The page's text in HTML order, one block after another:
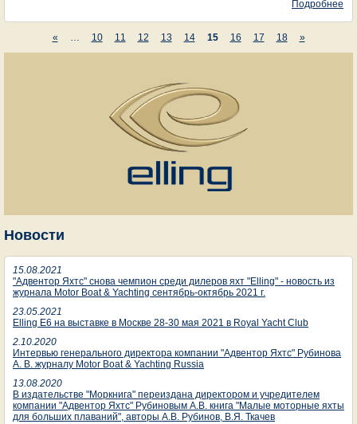
Подробнее
Страницы
« … 10 11 12 13 14 15 16 17 18 »
Новости
15.08.2021
"Адвентор Яхтс" снова чемпион среди дилеров яхт "Elling" - новость из
журнала Motor Boat & Yachting сентябрь-октябрь 2021 г.
23.05.2021
Elling E6 на выставке в Москве 28-30 мая 2021 в Royal Yacht Club
2.10.2020
Интервью генерального директора компании "Адвентор Яхтс" Рубинова
А. В. журналу Motor Boat & Yachting Russia
13.08.2020
В издательстве "Моркнига" переиздана директором и учредителем
компании "Адвентор Яхтс" Рубиновым А.В. книга "Малые моторные яхты
для больших плаваний", авторы А.В. Рубинов, В.Я. Ткачев